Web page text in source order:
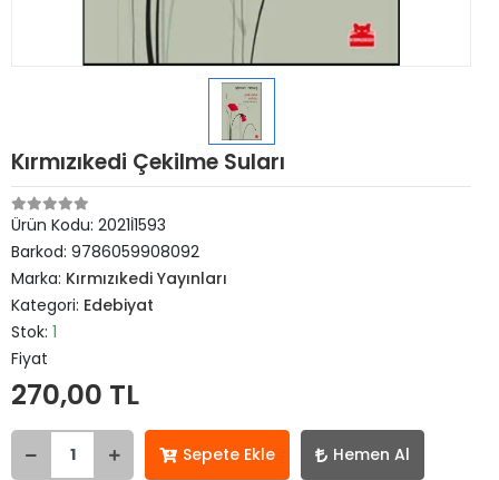
Kırmızıkedi Çekilme Suları
Ürün Kodu: 2021İ1593
Barkod: 9786059908092
Marka: Kırmızıkedi Yayınları
Kategori: Edebiyat
Stok: 1
Fiyat
270,00 TL
Sepete Ekle Hemen Al